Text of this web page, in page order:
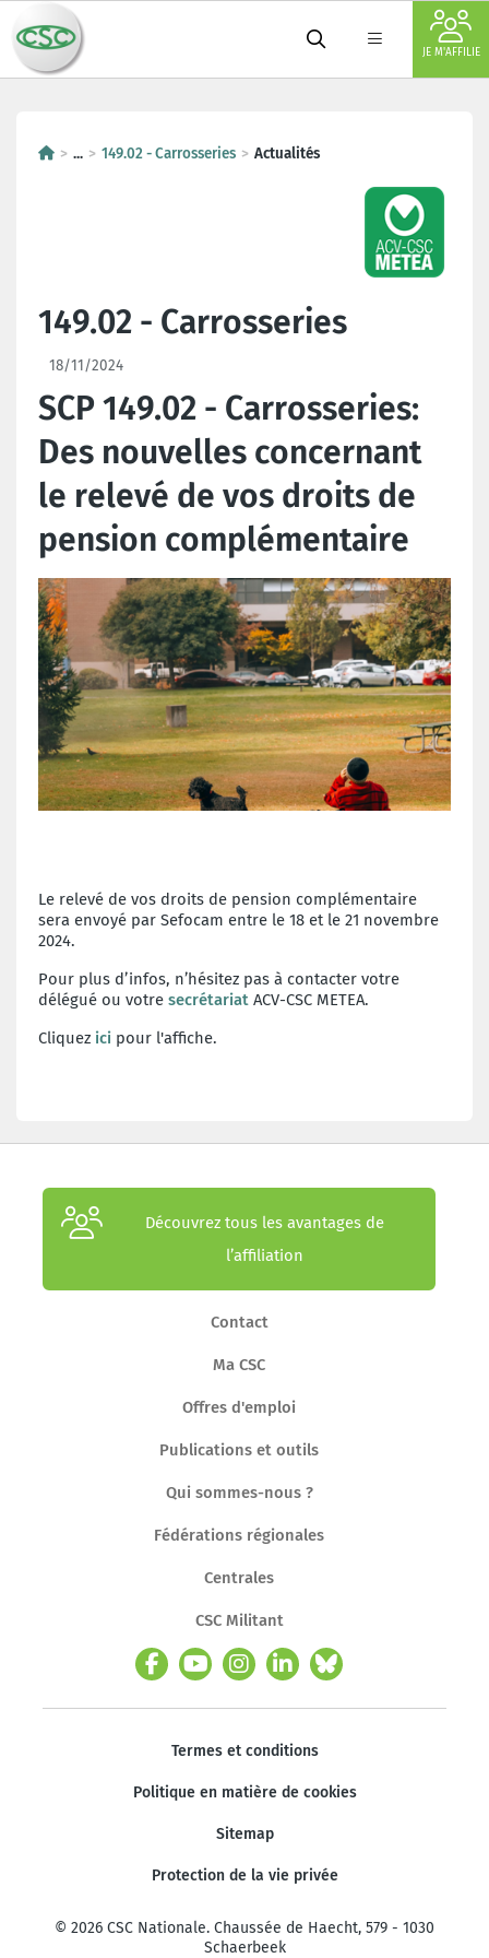
JE M'AFFILIE
... 149.02 - Carrosseries Actualités
149.02 - Carrosseries
18/11/2024
SCP 149.02 - Carrosseries:
Des nouvelles concernant
le relevé de vos droits de
pension complémentaire
Le relevé de vos droits de pension complémentaire
sera envoyé par Sefocam entre le 18 et le 21 novembre
2024.
Pour plus d’infos, n’hésitez pas à contacter votre
délégué ou votre secrétariat ACV-CSC METEA.
Cliquez ici pour l'affiche.
Découvrez tous les avantages de
l’affiliation
Contact
Ma CSC
Offres d'emploi
Publications et outils
Qui sommes-nous ?
Fédérations régionales
Centrales
CSC Militant
Termes et conditions
Politique en matière de cookies
Sitemap
Protection de la vie privée
© 2026 CSC Nationale. Chaussée de Haecht, 579 - 1030
Schaerbeek